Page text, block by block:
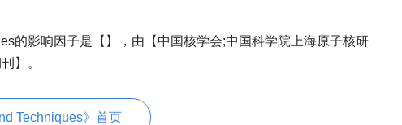
的影响因子是【】，由【中国核学会;中国科学院上海原子核研
】。
Techniques》首页